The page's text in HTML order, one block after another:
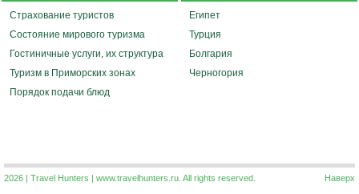
Страхование туристов
Состояние мирового туризма
Гостиничные услуги, их структура
Туризм в Приморских зонах
Порядок подачи блюд
Египет
Турция
Болгария
Черногория
2026 | Travel Hunters | www.travelhunters.ru. All rights reserved. Наверх